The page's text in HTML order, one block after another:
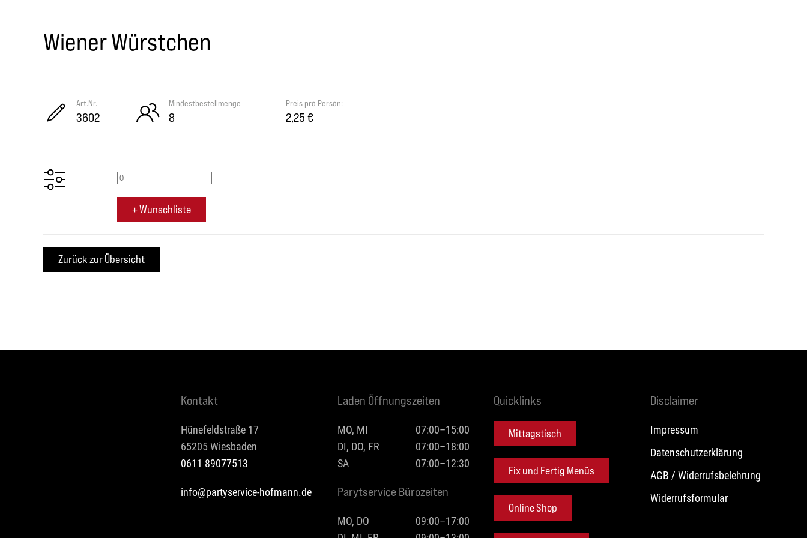
Wiener Würstchen
Art.Nr.
3602
Mindestbestellmenge
8
Preis pro Person:
2,25 €
+ Wunschliste
Kontakt
Hünefeldstraße 17
65205 Wiesbaden
0611 89077513
info@partyservice-hofmann.de
Laden Öffnungszeiten
MO, MI
07:00–15:00
DI, DO, FR
07:00–18:00
SA
07:00–12:30
Parytservice Bürozeiten
MO, DO
09:00–17:00
Quicklinks
Mittagstisch
Fix und Fertig Menüs
Online Shop
Disclaimer
Impressum
Datenschutzerklärung
AGB / Widerrufsbelehrung
Widerrufsformular